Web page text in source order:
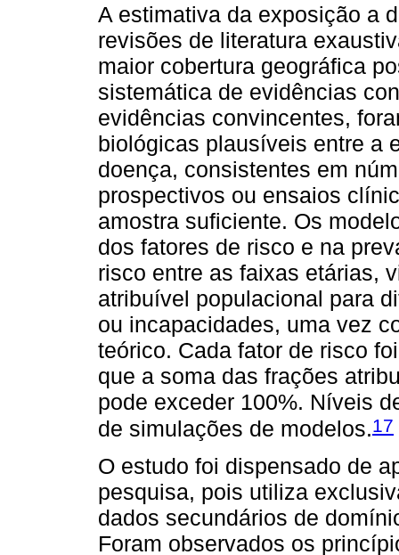
A estimativa da exposição a
revisões de literatura
maior cobertura geográfica
sistemática de evidências
evidências convincentes,
biológicas plausíveis entre a
doença, consistentes em
prospectivos ou ensaios
amostra suficiente. Os
dos fatores de risco e na
risco entre as faixas etárias,
atribuível populacional para
ou incapacidades, uma vez
teórico. Cada fator de risco
que a soma das frações
pode exceder 100%. Níveis
de simulações de modelos.17
O estudo foi dispensado de
pesquisa, pois utiliza
dados secundários de
Foram observados os